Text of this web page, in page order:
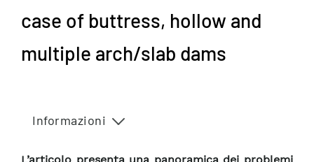
case of buttress, hollow and
multiple arch/slab dams
Informazioni